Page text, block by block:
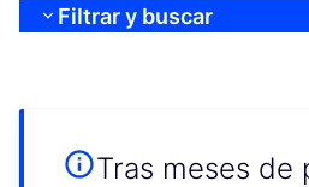
Filtrar y buscar
Tras meses de